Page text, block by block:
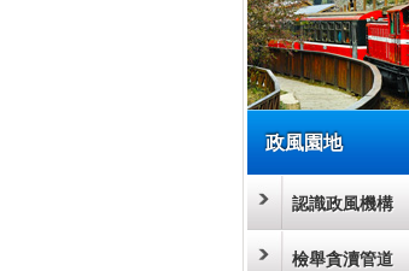
政風園地
認識政風機構
檢舉貪瀆管道